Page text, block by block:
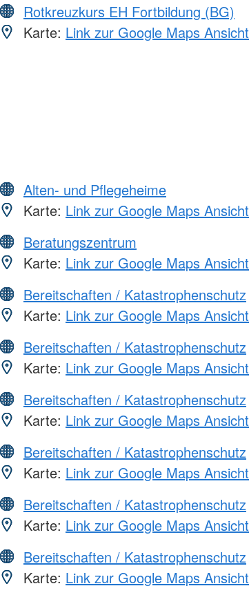
Rotkreuzkurs EH Fortbildung (BG)
Karte: Link zur Google Maps Ansicht
Alten- und Pflegeheime
Karte: Link zur Google Maps Ansicht
Beratungszentrum
Karte: Link zur Google Maps Ansicht
Bereitschaften / Katastrophenschutz
Karte: Link zur Google Maps Ansicht
Bereitschaften / Katastrophenschutz
Karte: Link zur Google Maps Ansicht
Bereitschaften / Katastrophenschutz
Karte: Link zur Google Maps Ansicht
Bereitschaften / Katastrophenschutz
Karte: Link zur Google Maps Ansicht
Bereitschaften / Katastrophenschutz
Karte: Link zur Google Maps Ansicht
Bereitschaften / Katastrophenschutz
Karte: Link zur Google Maps Ansicht